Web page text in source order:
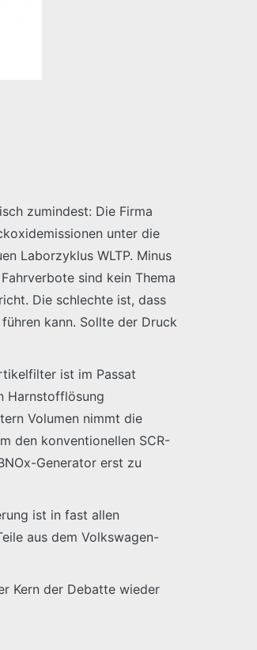
zumindest: Die Firma
unter die
Laborzyklus WLTP. Minus
sind kein Thema
Die schlechte ist, dass
kann. Sollte der Druck
ist im Passat
Harnstofflösung
Volumen nimmt die
den konventionellen SCR-
Generator erst zu
ist in fast allen
aus dem Volkswagen-
Kern der Debatte wieder